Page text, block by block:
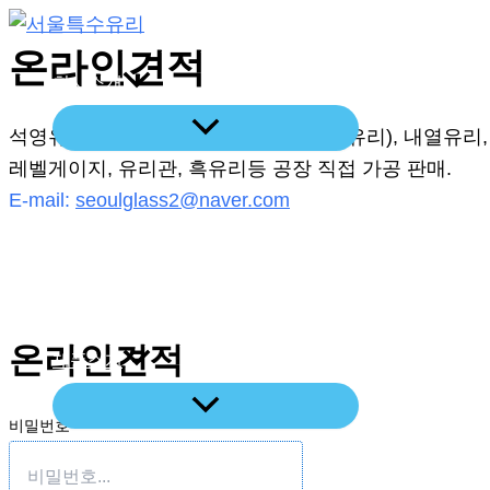
콘
텐
츠
건
너
뛰
회사소개
제품소개
온라인견적
석영유리 강화유리, 벽난로유리(세라믹유리), 내열유리,
레벨게이지, 유리관, 흑유리등 공장 직접 가공 판매.
E-mail: seoulglass2@naver.com
온라인견적
비밀번호